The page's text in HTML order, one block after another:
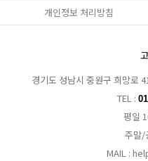
개인정보 처리방침
경기도 성남시 중원구 희망로
TEL :
평일
주말/
MAIL :